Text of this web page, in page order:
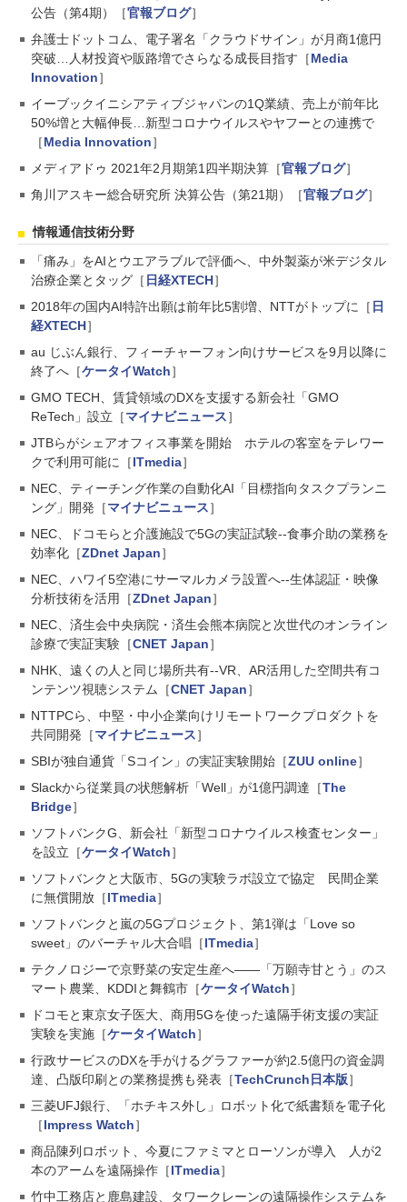
公告（第4期）［官報ブログ］
弁護士ドットコム、電子署名「クラウドサイン」が月商1億円
突破…人材投資や販路増でさらなる成長目指す［Media
Innovation］
イーブックイニシアティブジャパンの1Q業績、売上が前年比
50%増と大幅伸長…新型コロナウイルスやヤフーとの連携で
［Media Innovation］
メディアドゥ 2021年2月期第1四半期決算［官報ブログ］
角川アスキー総合研究所 決算公告（第21期）［官報ブログ］
情報通信技術分野
「痛み」をAIとウエアラブルで評価へ、中外製薬が米デジタル
治療企業とタッグ［ 日経XTECH］
2018年の国内AI特許出願は前年比5割増、NTTがトップに［ 日
経XTECH］
au じぶん銀行、フィーチャーフォン向けサービスを9月以降に
終了へ［ケータイWatch］
GMO TECH、賃貸領域のDXを支援する新会社「GMO
ReTech」設立［マイナビニュース］
JTBらがシェアオフィス事業を開始 ホテルの客室をテレワー
クで利用可能に［ITmedia］
NEC、ティーチング作業の自動化AI「目標指向タスクプランニ
ング」開発［マイナビニュース］
NEC、ドコモらと介護施設で5Gの実証試験--食事介助の業務を
効率化［ZDnet Japan］
NEC、ハワイ5空港にサーマルカメラ設置へ--生体認証・映像
分析技術を活用［ZDnet Japan］
NEC、済生会中央病院・済生会熊本病院と次世代のオンライン
診療で実証実験［CNET Japan］
NHK、遠くの人と同じ場所共有--VR、AR活用した空間共有コ
ンテンツ視聴システム［CNET Japan］
NTTPCら、中堅・中小企業向けリモートワークプロダクトを
共同開発［マイナビニュース］
SBIが独自通貨「Sコイン」の実証実験開始［ZUU online］
Slackから従業員の状態解析「Well」が1億円調達［The
Bridge］
ソフトバンクG、新会社「新型コロナウイルス検査センター」
を設立［ケータイWatch］
ソフトバンクと大阪市、5Gの実験ラボ設立で協定 民間企業
に無償開放［ITmedia］
ソフトバンクと嵐の5Gプロジェクト、第1弾は「Love so
sweet」のバーチャル大合唱［ITmedia］
テクノロジーで京野菜の安定生産へ――「万願寺甘とう」のス
マート農業、KDDIと舞鶴市［ケータイWatch］
ドコモと東京女子医大、商用5Gを使った遠隔手術支援の実証
実験を実施［ケータイWatch］
行政サービスのDXを手がけるグラファーが約2.5億円の資金調
達、凸版印刷との業務提携も発表［TechCrunch日本版］
三菱UFJ銀行、「ホチキス外し」ロボット化で紙書類を電子化
［Impress Watch］
商品陳列ロボット、今夏にファミマとローソンが導入 人が2
本のアームを遠隔操作［ITmedia］
竹中工務店と鹿島建設、タワークレーンの遠隔操作システムを